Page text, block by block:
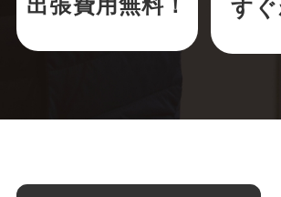
出張費用無料！ すぐ